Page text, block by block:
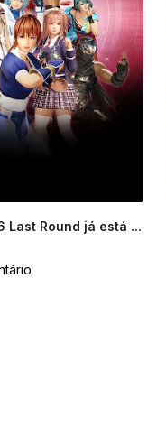
6 Last Round já está ...